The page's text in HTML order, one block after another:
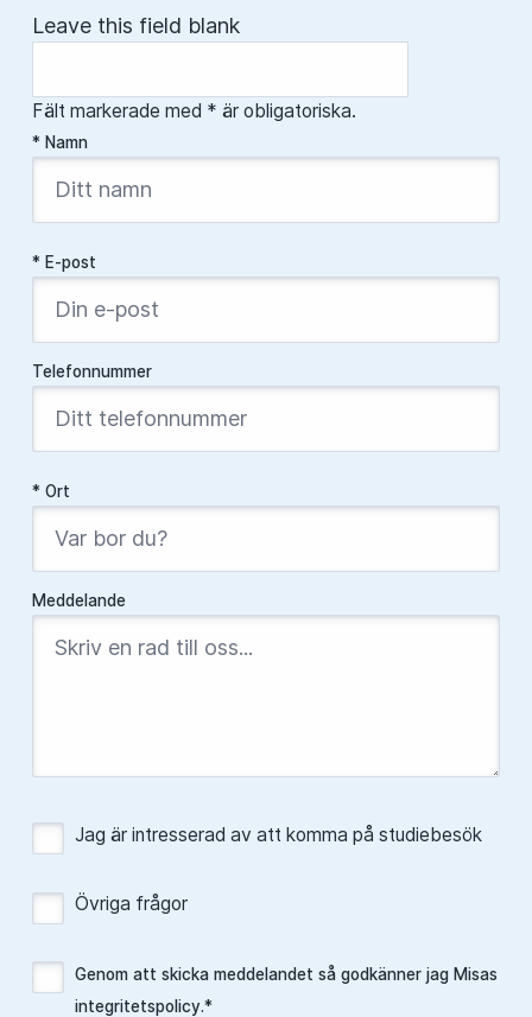
Leave this field blank
Fält markerade med * är obligatoriska.
* Namn
* E-post
Telefonnummer
* Ort
Meddelande
Jag är intresserad av att komma på studiebesök
Övriga frågor
Genom att skicka meddelandet så godkänner jag Misas
integritetspolicy.*